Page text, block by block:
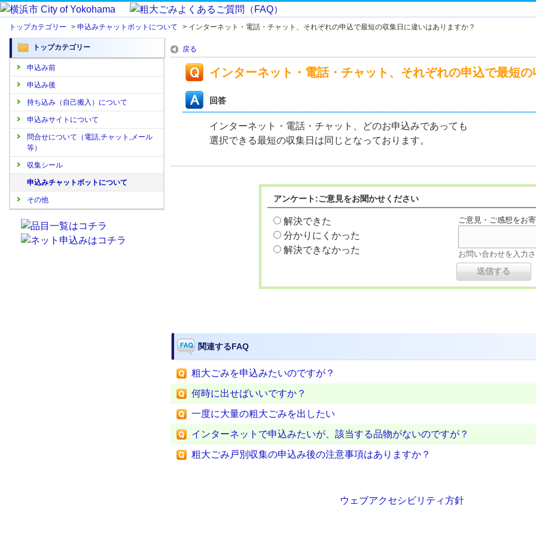
トップカテゴリー > 申込みチャットボットについて > インターネット・電話・チャット、それぞれの申込で最短の収集日に違いはありますか？
トップカテゴリー
申込み前
申込み後
持ち込み（自己搬入）について
申込みサイトについて
問合せについて（電話,チャット,メール
等）
収集シール
申込みチャットボットについて
その他
戻る
インターネット・電話・チャット、それぞれの申込で最短
回答
インターネット・電話・チャット、どのお申込みであっても
選択できる最短の収集日は同じとなっております。
アンケート:ご意見をお聞かせください
解決できた
分かりにくかった
解決できなかった
ご意見・ご感想をお
お問い合わせを入力
関連するFAQ
粗大ごみを申込みたいのですが？
何時に出せばいいですか？
一度に大量の粗大ごみを出したい
インターネットで申込みたいが、該当する品物がないのですが？
粗大ごみ戸別収集の申込み後の注意事項はありますか？
ウェブアクセシビリティ方針